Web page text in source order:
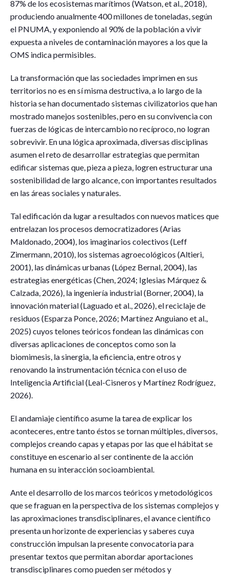
87% de los ecosistemas marítimos (Watson, et al., 2018),
produciendo anualmente 400 millones de toneladas, según
el PNUMA, y exponiendo al 90% de la población a vivir
expuesta a niveles de contaminación mayores a los que la
OMS indica permisibles.
La transformación que las sociedades imprimen en sus
territorios no es en sí misma destructiva, a lo largo de la
historia se han documentado sistemas civilizatorios que han
mostrado manejos sostenibles, pero en su convivencia con
fuerzas de lógicas de intercambio no recíproco, no logran
sobrevivir. En una lógica aproximada, diversas disciplinas
asumen el reto de desarrollar estrategias que permitan
edificar sistemas que, pieza a pieza, logren estructurar una
sostenibilidad de largo alcance, con importantes resultados
en las áreas sociales y naturales.
Tal edificación da lugar a resultados con nuevos matices que
entrelazan los procesos democratizadores (Arias
Maldonado, 2004), los imaginarios colectivos (Leff
Zimermann, 2010), los sistemas agroecológicos (Altieri,
2001), las dinámicas urbanas (López Bernal, 2004), las
estrategias energéticas (Chen, 2024; Iglesias Márquez &
Calzada, 2026), la ingeniería industrial (Borner, 2004), la
innovación material (Laguado et al., 2026), el reciclaje de
residuos (Esparza Ponce, 2026; Martínez Anguiano et al.,
2025) cuyos telones teóricos fondean las dinámicas con
diversas aplicaciones de conceptos como son la
biomimesis, la sinergia, la eficiencia, entre otros y
renovando la instrumentación técnica con el uso de
Inteligencia Artificial (Leal-Cisneros y Martínez Rodríguez,
2026).
El andamiaje científico asume la tarea de explicar los
aconteceres, entre tanto éstos se tornan múltiples, diversos,
complejos creando capas y etapas por las que el hábitat se
constituye en escenario al ser continente de la acción
humana en su interacción socioambiental.
Ante el desarrollo de los marcos teóricos y metodológicos
que se fraguan en la perspectiva de los sistemas complejos y
las aproximaciones transdisciplinares, el avance científico
presenta un horizonte de experiencias y saberes cuya
construcción impulsan la presente convocatoria para
presentar textos que permitan abordar aportaciones
transdisciplinares como pueden ser métodos y